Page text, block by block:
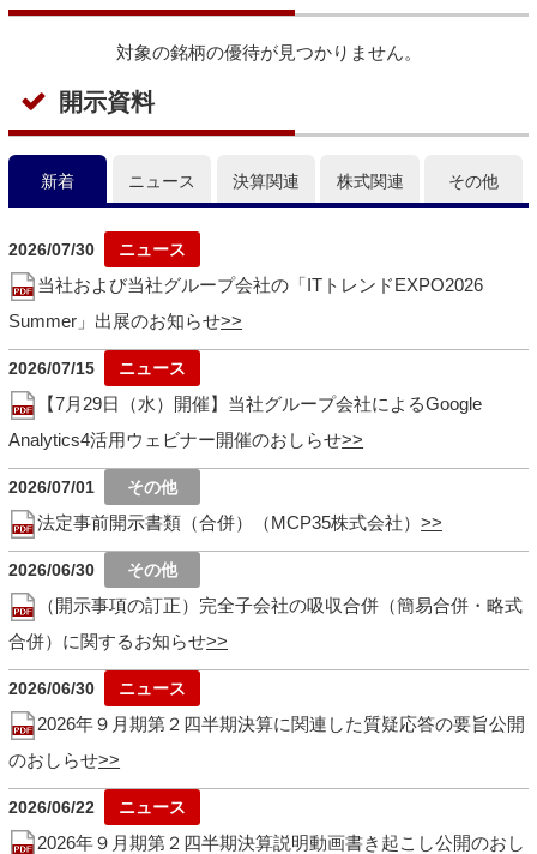
対象の銘柄の優待が見つかりません。
開示資料
新着 ニュース 決算関連 株式関連 その他
2026/07/30
当社および当社グループ会社の「ITトレンドEXPO2026
Summer」出展のお知らせ
2026/07/15
【7月29日（水）開催】当社グループ会社によるGoogle
Analytics4活用ウェビナー開催のおしらせ
2026/07/01
法定事前開示書類（合併）（MCP35株式会社）
2026/06/30
（開示事項の訂正）完全子会社の吸収合併（簡易合併・略式
合併）に関するお知らせ
2026/06/30
2026年９月期第２四半期決算に関連した質疑応答の要旨公開
のおしらせ
2026/06/22
2026年９月期第２四半期決算説明動画書き起こし公開のおし